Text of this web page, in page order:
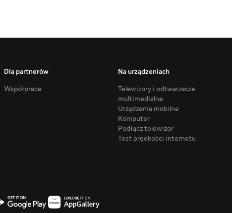
Dla partnerów
Współpraca
Na urządzeniach
Telewizory i odtwarzacze
multimedialne
Urządzenia mobilne
Komputer
Podłącz telewizor
Test prędkości internetu